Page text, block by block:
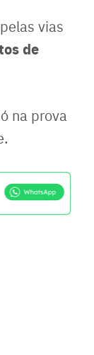
vias
de
na prova